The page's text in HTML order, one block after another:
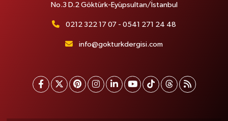
No.3 D.2 Göktürk-Eyüpsultan/İstanbul
0212 322 17 07 - 0541 271 24 48
info@gokturkdergisi.com